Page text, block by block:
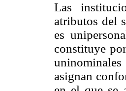
Las
atributos del
es
constituye
asignan